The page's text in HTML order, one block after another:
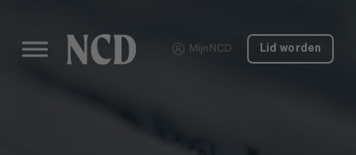
MijnNCD Lid worden